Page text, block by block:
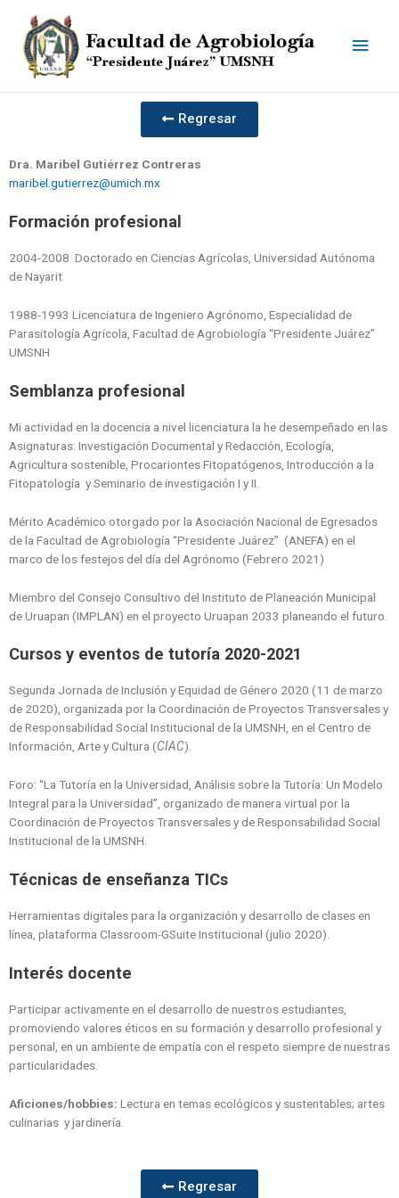
contenido
Regresar
Dra. Maribel Gutiérrez Contreras
maribel.gutierrez@umich.mx
Formación profesional
2004-2008 Doctorado en Ciencias Agrícolas, Universidad Autónoma
de Nayarit
1988-1993 Licenciatura de Ingeniero Agrónomo, Especialidad de
Parasitología Agrícola, Facultad de Agrobiología “Presidente Juárez”
UMSNH
Semblanza profesional
Mi actividad en la docencia a nivel licenciatura la he desempeñado en las
Asignaturas: Investigación Documental y Redacción, Ecología,
Agricultura sostenible, Procariontes Fitopatógenos, Introducción a la
Fitopatología y Seminario de investigación I y II.
Mérito Académico otorgado por la Asociación Nacional de Egresados
de la Facultad de Agrobiología “Presidente Juárez” (ANEFA) en el
marco de los festejos del día del Agrónomo (Febrero 2021)
Miembro del Consejo Consultivo del Instituto de Planeación Municipal
de Uruapan (IMPLAN) en el proyecto Uruapan 2033 planeando el futuro.
Cursos y eventos de tutoría 2020-2021
Segunda Jornada de Inclusión y Equidad de Género 2020 (11 de marzo
de 2020), organizada por la Coordinación de Proyectos Transversales y
de Responsabilidad Social Institucional de la UMSNH, en el Centro de
Información, Arte y Cultura (CIAC).
Foro: “La Tutoría en la Universidad, Análisis sobre la Tutoría: Un Modelo
Integral para la Universidad”, organizado de manera virtual por la
Coordinación de Proyectos Transversales y de Responsabilidad Social
Institucional de la UMSNH.
Técnicas de enseñanza TICs
Herramientas digitales para la organización y desarrollo de clases en
línea, plataforma Classroom-GSuite Institucional (julio 2020).
Interés docente
Participar activamente en el desarrollo de nuestros estudiantes,
promoviendo valores éticos en su formación y desarrollo profesional y
personal, en un ambiente de empatía con el respeto siempre de nuestras
particularidades.
Aficiones/hobbies: Lectura en temas ecológicos y sustentables; artes
culinarias y jardinería.
Regresar